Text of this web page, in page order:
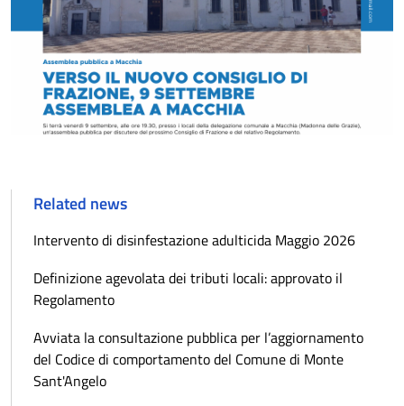
Related news
Intervento di disinfestazione adulticida Maggio 2026
Definizione agevolata dei tributi locali: approvato il
Regolamento
Avviata la consultazione pubblica per l’aggiornamento
del Codice di comportamento del Comune di Monte
Sant'Angelo